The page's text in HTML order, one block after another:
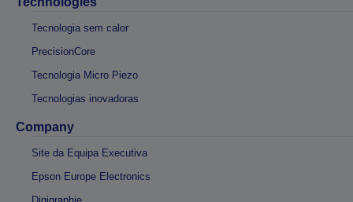
Tecnologia sem calor
PrecisionCore
Tecnologia Micro Piezo
Tecnologias inovadoras
Company
Site da Equipa Executiva
Epson Europe Electronics